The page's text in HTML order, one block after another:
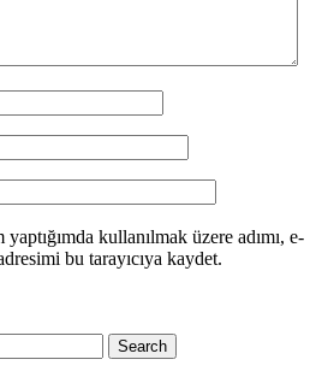
kullanılmak üzere adımı, e-
bu tarayıcıya kaydet.